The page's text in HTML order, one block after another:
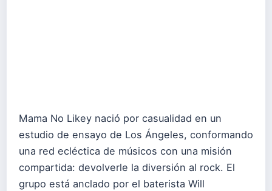
Mama No Likey nació por casualidad en un
estudio de ensayo de Los Ángeles, conformando
una red ecléctica de músicos con una misión
compartida: devolverle la diversión al rock. El
grupo está anclado por el baterista Will